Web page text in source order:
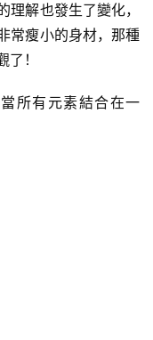
解也發生了變化，
常瘦小的身材，那種
！
所有元素結合在一